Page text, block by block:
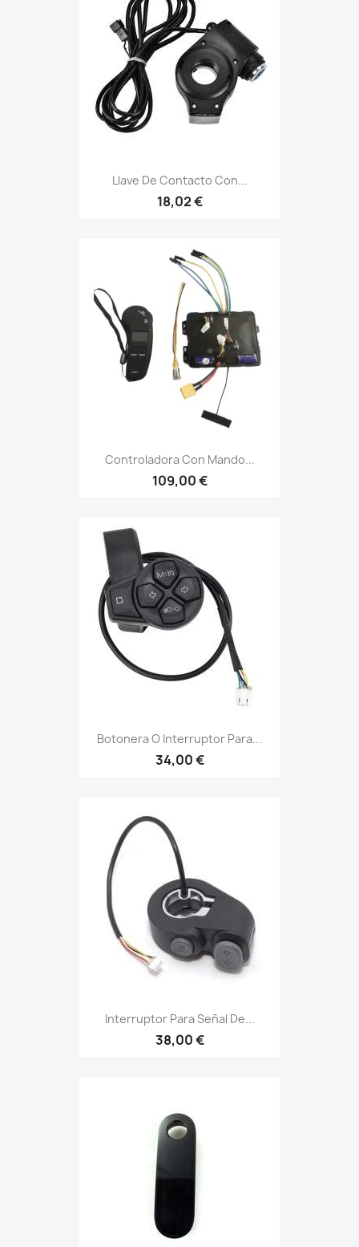
Llave De Contacto Con...
18,02 €
Controladora Con Mando...
109,00 €
Botonera O Interruptor Para...
34,00 €
Interruptor Para Señal De...
38,00 €